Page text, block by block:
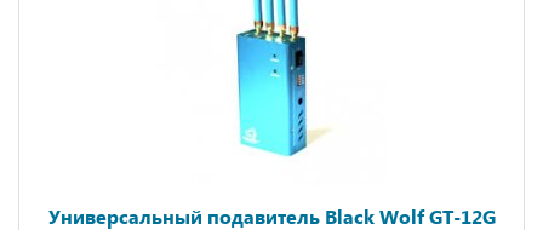
Универсальный подавитель Black Wolf GT-12G